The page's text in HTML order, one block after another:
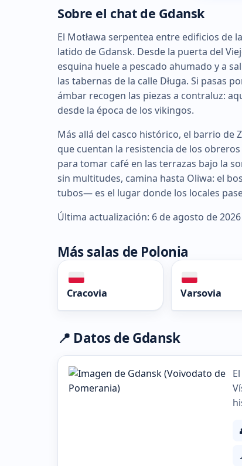
Sobre el chat de Gdansk
El Motława serpentea entre edificios de
latido de Gdansk. Desde la puerta del
esquina huele a pescado ahumado y a
las tabernas de la calle Długa. Si pasas
ámbar recogen las piezas a contraluz:
desde la época de los vikingos.
Más allá del casco histórico, el barrio
que cuentan la resistencia de los
para tomar café en las terrazas bajo la
sin multitudes, camina hasta Oliwa: el
tubos— es el lugar donde los locales
Última actualización: 6 de agosto de 2026
Más salas de Polonia
Cracovia Varsovia
📍 Datos de Gdansk